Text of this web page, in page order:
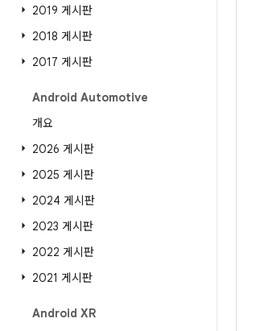
2019 게시판
2018 게시판
2017 게시판
Android Automotive
개요
2026 게시판
2025 게시판
2024 게시판
2023 게시판
2022 게시판
2021 게시판
Android XR